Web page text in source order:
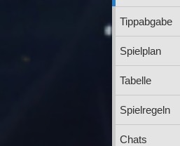
Tippabgabe
Spielplan
Tabelle
Spielregeln
Chats